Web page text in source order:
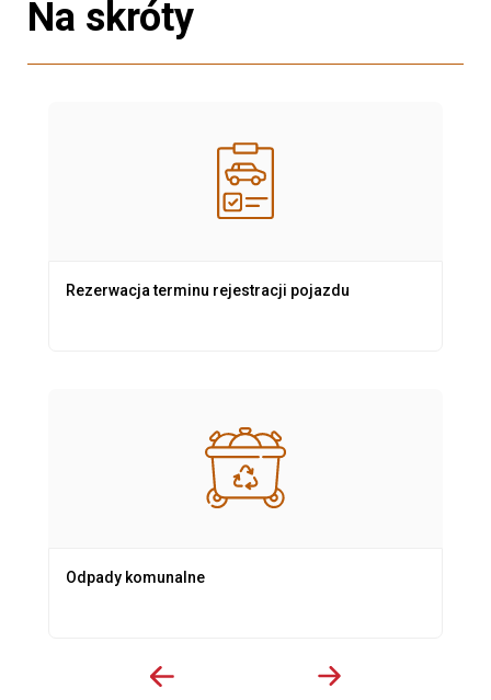
Na skróty
Rezerwacja terminu rejestracji pojazdu
Odpady komunalne